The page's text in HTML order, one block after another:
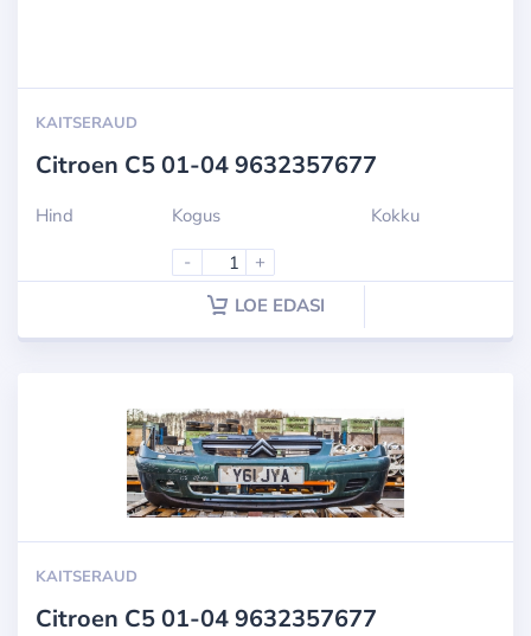
KAITSERAUD
Citroen C5 01-04 9632357677
Hind
Kogus
-
+
Kokku
LOE EDASI
KAITSERAUD
Citroen C5 01-04 9632357677